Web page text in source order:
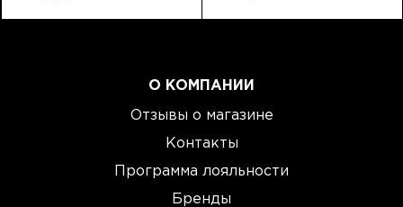
О КОМПАНИИ
Отзывы о магазине
Контакты
Программа лояльности
Бренды